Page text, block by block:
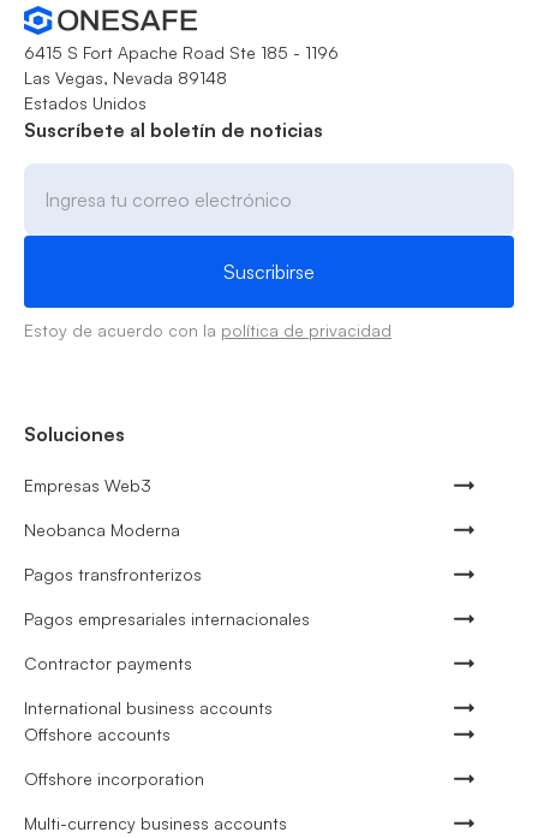
6415 S Fort Apache Road Ste 185 - 1196
Las Vegas, Nevada 89148
Estados Unidos
Suscríbete al boletín de noticias
Estoy de acuerdo con la política de privacidad
Soluciones
Empresas Web3
Neobanca Moderna
Pagos transfronterizos
Pagos empresariales internacionales
Contractor payments
International business accounts
Offshore accounts
Offshore incorporation
Multi-currency business accounts